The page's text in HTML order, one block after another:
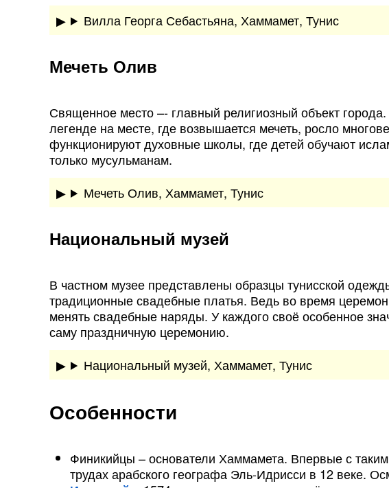
Вилла Георга Себастьяна, Хаммамет, Тунис
Мечеть Олив
Священное место –- главный религиозный объект
легенде на месте, где возвышается мечеть, росло
функционируют духовные школы, где детей обучают
только мусульманам.
Мечеть Олив, Хаммамет, Тунис
Национальный музей
В частном музее представлены образцы тунисской
традиционные свадебные платья. Ведь во время
менять свадебные наряды. У каждого своё особенное
саму праздничную церемонию.
Национальный музей, Хаммамет, Тунис
Особенности
Финикийцы – основатели Хаммамета. Впервые с таким
трудах арабского географа Эль-Идрисси в 12 веке.